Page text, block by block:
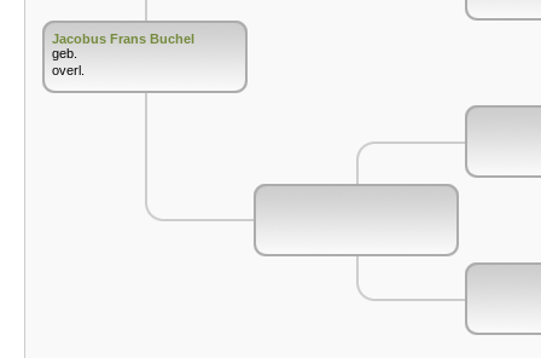
Jacobus Frans Buchel
geb.
overl.